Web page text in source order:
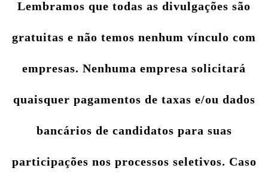
Lembramos que todas as divulgações são
gratuitas e não temos nenhum vínculo com
empresas. Nenhuma empresa solicitará
quaisquer pagamentos de taxas e/ou dados
bancários de candidatos para suas
participações nos processos seletivos. Caso